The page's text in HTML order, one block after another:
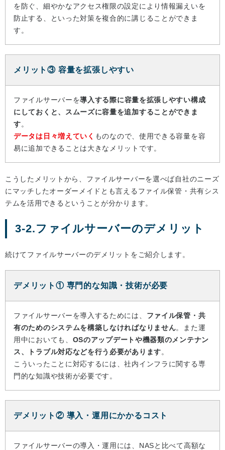
を防ぐ、細やかなアクセス権限の設定により情報漏えいを
防止する、といった対策を複合的に講じることができま
す。
メリット③ 容量を拡張しやすい
ファイルサーバーを導入する際に容量を拡張しやすい構成
にしておくと、スムーズに容量を追加することができま
す。
データは日々増えていく ものなので、使用できる容量を容
易に追加できることは大きなメリットです。
こうしたメリットから、ファイルサーバーを選べば自社のニーズ
にマッチしたオーダーメイドとも言えるファイル保管・共有シス
テムを活用できるということが分かります。
3-2.ファイルサーバーのデメリット
続けてファイルサーバーのデメリットをご紹介します。
デメリット① 専門的な知識・技術が必要
ファイルサーバーを導入するためには、 ファイル保管・共
有のためのシステムを構築しなければなりません。また運
用中においても、 OSのアップデートや機器類のメンテナン
ス、トラブル対応などを行う必要があります。
こういったことに対応するには、社内インフラに関する専
門的な知識や技術が必要です。
デメリット② 導入・運用にかかるコスト
ファイルサーバーの導入・運用には、NASと比べて高額な